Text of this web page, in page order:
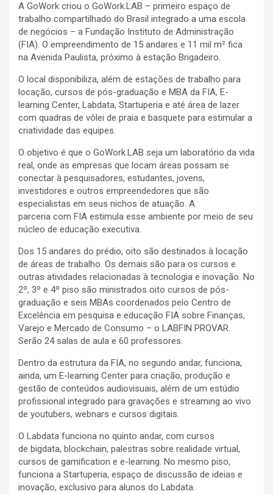
A GoWork criou o GoWork.LAB – primeiro espaço de
trabalho compartilhado do Brasil integrado a uma escola
de negócios – a Fundação Instituto de Administração
(FIA). O empreendimento de 15 andares e 11 mil m² fica
na Avenida Paulista, próximo à estação Brigadeiro.
O local disponibiliza, além de estações de trabalho para
locação, cursos de pós-graduação e MBA da FIA, E-
learning Center, Labdata, Startuperia e até área de lazer
com quadras de vôlei de praia e basquete para estimular a
criatividade das equipes.
O objetivo é que o GoWork.LAB seja um laboratório da vida
real, onde as empresas que locam áreas possam se
conectar à pesquisadores, estudantes, jovens,
investidores e outros empreendedores que são
especialistas em seus nichos de atuação. A
parceria com FIA estimula esse ambiente por meio de seu
núcleo de educação executiva.
Dos 15 andares do prédio, oito são destinados à locação
de áreas de trabalho. Os demais são para os cursos e
outras atividades relacionadas à tecnologia e inovação. No
2º, 3º e 4º piso são ministrados oito cursos de pós-
graduação e seis MBAs coordenados pelo Centro de
Excelência em pesquisa e educação FIA sobre Finanças,
Varejo e Mercado de Consumo – o LABFIN PROVAR.
Serão 24 salas de aula e 60 professores.
Dentro da estrutura da FIA, no segundo andar, funciona,
ainda, um E-learning Center para criação, produção e
gestão de conteúdos audiovisuais, além de um estúdio
profissional integrado para gravações e streaming ao vivo
de youtubers, webnars e cursos digitais.
O Labdata funciona no quinto andar, com cursos
de bigdata, blockchain, palestras sobre realidade virtual,
cursos de gamification e e-learning. No mesmo piso,
funciona a Startuperia, espaço de discussão de ideias e
inovação, exclusivo para alunos do Labdata.